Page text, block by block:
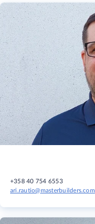
+358 40 754 6553
ari.rautio@masterbuilders.com